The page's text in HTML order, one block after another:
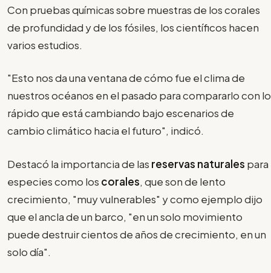
Con pruebas químicas sobre muestras de los corales
de profundidad y de los fósiles, los científicos hacen
varios estudios.
"Esto nos da una ventana de cómo fue el clima de
nuestros océanos en el pasado para compararlo con lo
rápido que está cambiando bajo escenarios de
cambio climático hacia el futuro", indicó.
Destacó la importancia de las reservas naturales para
especies como los corales, que son de lento
crecimiento, "muy vulnerables" y como ejemplo dijo
que el ancla de un barco, "en un solo movimiento
puede destruir cientos de años de crecimiento, en un
solo día".